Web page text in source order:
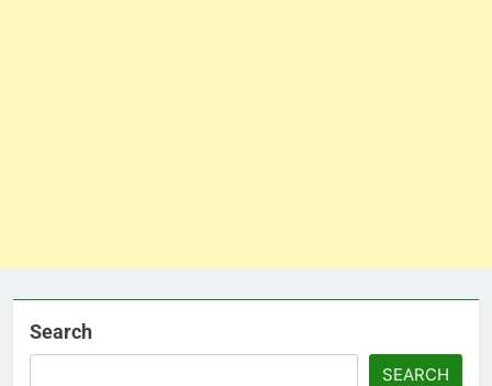
Search
SEARCH